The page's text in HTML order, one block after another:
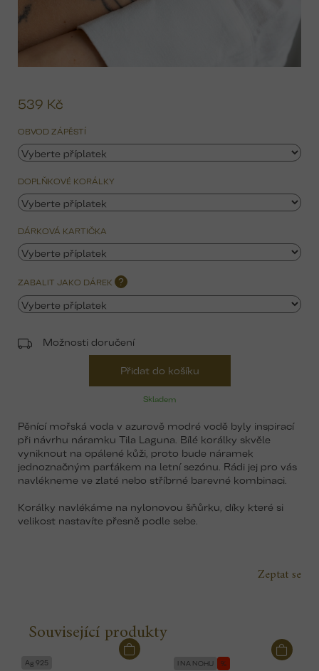
539 Kč
Skladem
OBVOD ZÁPĚSTÍ
DOPLŇKOVÉ KORÁLKY
DÁRKOVÁ KARTIČKA
ZABALIT JAKO DÁREK ?
Možnosti doručení
Přidat do košíku
Pěnící mořská voda v azurově modré vodě byly inspirací
při návrhu náramku Tila Laguna. Bílé korálky skvěle
vyniknout na opálené kůži, proto bude náramek
jednoznačným parťákem na letní sezónu. Rádi jej pro vás
navlékneme ve zlaté nebo stříbrné barevné kombinaci.
Korálky navlékáme na nylonovou šňůrku, díky které si
velikost nastavíte přesně podle sebe.
Zeptat se
Související produkty
Ag 925 I NA NOHU %